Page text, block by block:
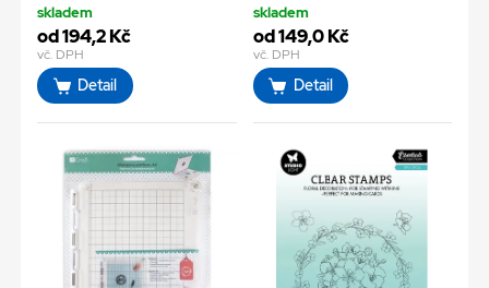
skladem
od 194,2 Kč
vč. DPH
Detail
skladem
od 149,0 Kč
vč. DPH
Detail